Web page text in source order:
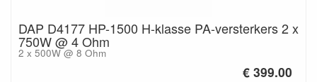
DAP D4177 HP-1500 H-klasse PA-versterkers 2 x
750W @ 4 Ohm
2 x 500W @ 8 Ohm
€ 399.00